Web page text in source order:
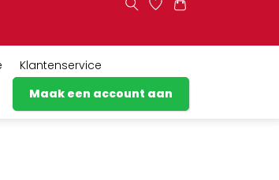
Klantenservice
Maak een account aan